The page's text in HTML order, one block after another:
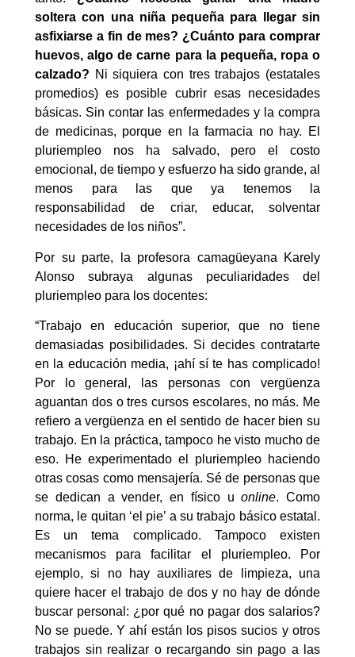
soltera con una niña pequeña para llegar sin
asfixiarse a fin de mes? ¿Cuánto para comprar
huevos, algo de carne para la pequeña, ropa o
calzado? Ni siquiera con tres trabajos (estatales
promedios) es posible cubrir esas necesidades
básicas. Sin contar las enfermedades y la compra
de medicinas, porque en la farmacia no hay. El
pluriempleo nos ha salvado, pero el costo
emocional, de tiempo y esfuerzo ha sido grande, al
menos para las que ya tenemos la
responsabilidad de criar, educar, solventar
necesidades de los niños”.
Por su parte, la profesora camagüeyana Karely
Alonso subraya algunas peculiaridades del
pluriempleo para los docentes:
“Trabajo en educación superior, que no tiene
demasiadas posibilidades. Si decides contratarte
en la educación media, ¡ahí sí te has complicado!
Por lo general, las personas con vergüenza
aguantan dos o tres cursos escolares, no más. Me
refiero a vergüenza en el sentido de hacer bien su
trabajo. En la práctica, tampoco he visto mucho de
eso. He experimentado el pluriempleo haciendo
otras cosas como mensajería. Sé de personas que
se dedican a vender, en físico uonline. Como
norma, le quitan ‘el pie’ a su trabajo básico estatal.
Es un tema complicado. Tampoco existen
mecanismos para facilitar el pluriempleo. Por
ejemplo, si no hay auxiliares de limpieza, una
quiere hacer el trabajo de dos y no hay de dónde
buscar personal: ¿por qué no pagar dos salarios?
No se puede. Y ahí están los pisos sucios y otros
trabajos sin realizar o recargando sin pago a las